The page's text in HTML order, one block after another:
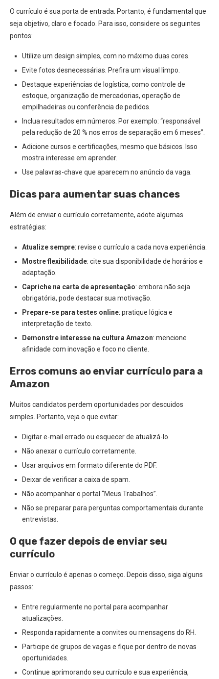
O currículo é sua porta de entrada. Portanto, é fundamental que
seja objetivo, claro e focado. Para isso, considere os seguintes
pontos:
Utilize um design simples, com no máximo duas cores.
Evite fotos desnecessárias. Prefira um visual limpo.
Destaque experiências de logística, como controle de
estoque, organização de mercadorias, operação de
empilhadeiras ou conferência de pedidos.
Inclua resultados em números. Por exemplo: “responsável
pela redução de 20 % nos erros de separação em 6 meses”.
Adicione cursos e certificações, mesmo que básicos. Isso
mostra interesse em aprender.
Use palavras-chave que aparecem no anúncio da vaga.
Dicas para aumentar suas chances
Além de enviar o currículo corretamente, adote algumas
estratégias:
Atualize sempre: revise o currículo a cada nova experiência.
Mostre flexibilidade: cite sua disponibilidade de horários e
adaptação.
Capriche na carta de apresentação: embora não seja
obrigatória, pode destacar sua motivação.
Prepare-se para testes online: pratique lógica e
interpretação de texto.
Demonstre interesse na cultura Amazon: mencione
afinidade com inovação e foco no cliente.
Erros comuns ao enviar currículo para a
Amazon
Muitos candidatos perdem oportunidades por descuidos
simples. Portanto, veja o que evitar:
Digitar e-mail errado ou esquecer de atualizá-lo.
Não anexar o currículo corretamente.
Usar arquivos em formato diferente do PDF.
Deixar de verificar a caixa de spam.
Não acompanhar o portal “Meus Trabalhos”.
Não se preparar para perguntas comportamentais durante
entrevistas.
O que fazer depois de enviar seu
currículo
Enviar o currículo é apenas o começo. Depois disso, siga alguns
passos:
Entre regularmente no portal para acompanhar
atualizações.
Responda rapidamente a convites ou mensagens do RH.
Participe de grupos de vagas e fique por dentro de novas
oportunidades.
Continue aprimorando seu currículo e sua experiência,